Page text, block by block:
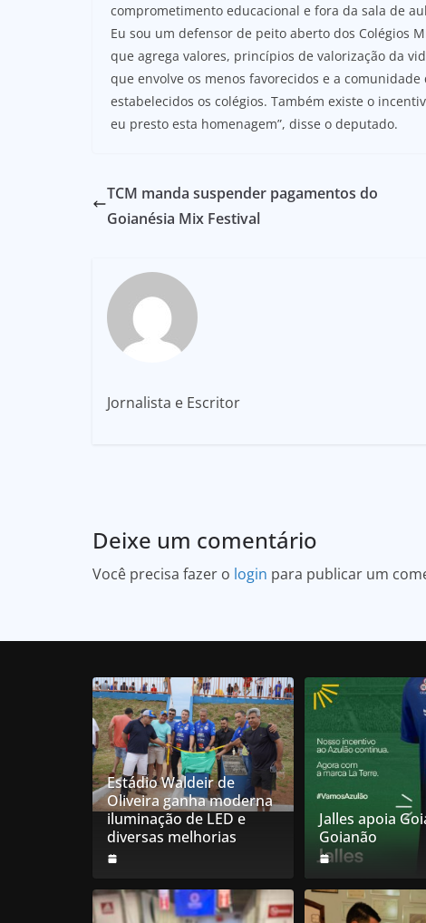
comprometimento educacional e fora da sala de
Eu sou um defensor de peito aberto dos Colégios
que agrega valores, princípios de valorização da
que envolve os menos favorecidos e a
estabelecidos os colégios. Também existe o
eu presto esta homenagem”, disse o deputado.
TCM manda suspender pagamentos do
Goianésia Mix Festival
Jornalista e Escritor
Deixe um comentário
Você precisa fazer o login para publicar um
Estádio Waldeir de
Oliveira ganha moderna
iluminação de LED e
diversas melhorias
Jalles apoia
Goianão